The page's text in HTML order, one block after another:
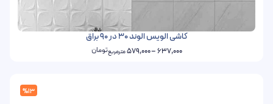
کاشی الویس الوند 30 در 90 براق
637,000
–
579,000مترمربعتومان
%13